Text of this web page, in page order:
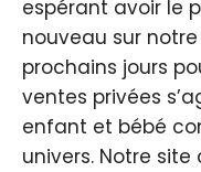
espérant avoir le
nouveau sur
prochains jours
ventes privées
enfant et bébé
univers. Notre